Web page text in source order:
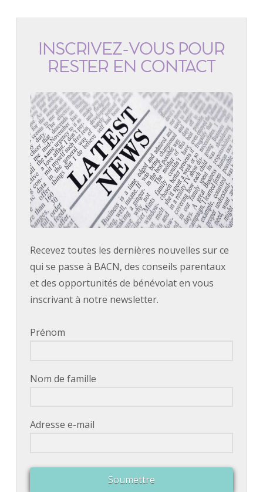
INSCRIVEZ-VOUS POUR
RESTER EN CONTACT
Recevez toutes les dernières nouvelles sur ce
qui se passe à BACN, des conseils parentaux
et des opportunités de bénévolat en vous
inscrivant à notre newsletter.
Prénom
Nom de famille
Adresse e-mail
Soumettre